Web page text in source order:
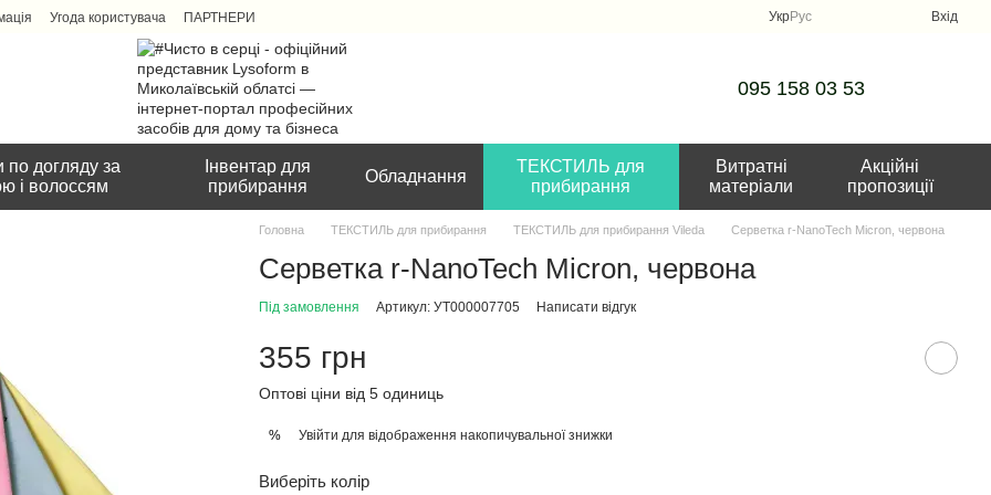
Угода користувача ПАРТНЕРИ УкрРус Вхід
095 158 03 53
по догляду за
і волоссям
Інвентар для
прибирання
Обладнання
ТЕКСТИЛЬ для
прибирання
Витратні
матеріали
Акційні
пропозиції
Головна ТЕКСТИЛЬ для прибирання ТЕКСТИЛЬ для прибирання Vileda Серветка r-NanoTech Micron, червона
Серветка r-NanoTech Micron, червона
Під замовлення Артикул: УТ000007705 Написати відгук
355 грн
Оптові ціни від 5 одиниць
% Увійти для відображення накопичувальної знижки
Виберіть колір